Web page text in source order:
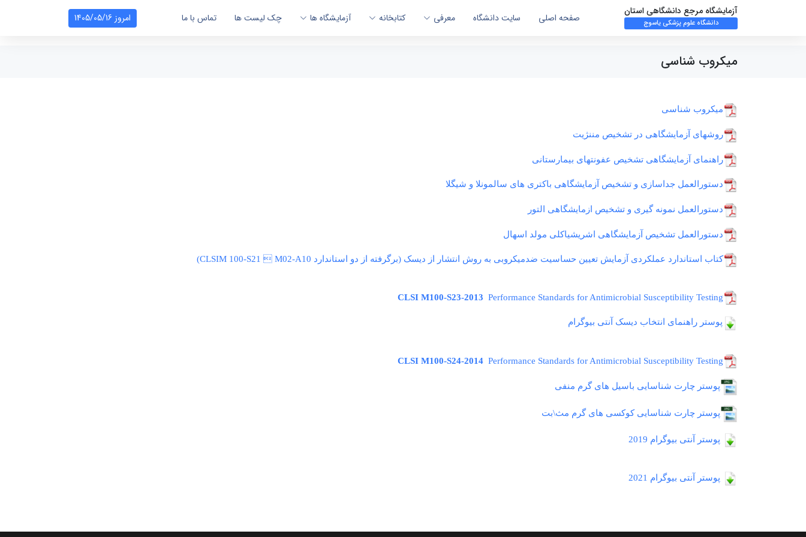
آزمایشگاه مرجع دانشگاهی استان
دانشگاه علوم پزشکی یاسوج صفحه اصلی سایت دانشگاه معرفی کتابخانه آزمایشگاه ها چک لیست ها تماس با ما امروز 1405/05/16
میکروب شناسی
میکروب شناسی
روشهای آزمایشگاهی در تشخیص مننژیت
راهنمای آزمایشگاهی تشخیص عفونتهای بیمارستانی
دستورالعمل جداسازی و تشخیص آزمایشگاهی باکتری های سالمونلا و شیگلا
دستورالعمل نمونه گیری و تشخیص ازمایشگاهی التور
دستورالعمل تشخیص آزمایشگاهی اشریشیاکلی مولد اسهال
کتاب استاندارد عملکردی آزمایش تعیین حساسیت ضدمیکروبی به روش انتشار از دیسک (برگرفته از دو استاندارد CLSIM 100-S21  M02-A10)
CLSI M100-S23-2013 Performance Standards for Antimicrobial Susceptibility Testing
پوستر راهنمای انتخاب دیسک آنتی بیوگرام
CLSI M100-S24-2014 Performance Standards for Antimicrobial Susceptibility Testing
پوستر چارت شناسایی باسیل های گرم منفی
پوستر چارت شناسایی کوکسی های گرم مث\بت
پوستر آنتی بیوگرام 2019
پوستر آنتی بیوگرام 2021